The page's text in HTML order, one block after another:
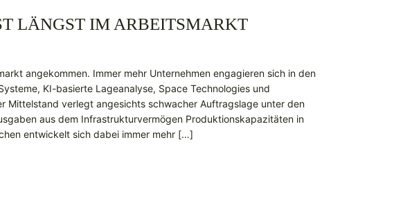
LÄNGST IM ARBEITSMARKT
angekommen. Immer mehr Unternehmen engagieren sich in den
KI-basierte Lageanalyse, Space Technologies und
Mittelstand verlegt angesichts schwacher Auftragslage unter den
aus dem Infrastrukturvermögen Produktionskapazitäten in
entwickelt sich dabei immer mehr […]